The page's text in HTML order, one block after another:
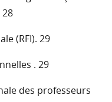
28
(RFI). 29
. 29
des professeurs